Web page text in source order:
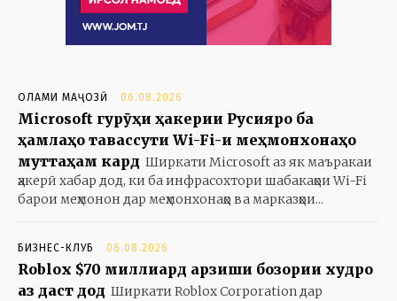
ОЛАМИ МАҶОЗӢ 06.08.2026
Microsoft гурӯҳи ҳакерии Русияро ба
ҳамлаҳо тавассути Wi-Fi-и меҳмонхонаҳо
муттаҳам кард Ширкати Microsoft аз як маъракаи
ҳакерӣ хабар дод, ки ба инфрасохтори шабакаҳои Wi-Fi
барои меҳмонон дар меҳмонхонаҳо ва марказҳои...
БИЗНЕС-КЛУБ 06.08.2026
Roblox $70 миллиард арзиши бозории худро
аз даст дод Ширкати Roblox Corporation дар